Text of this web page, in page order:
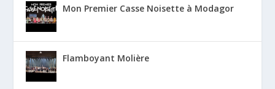
Mon Premier Casse Noisette à Modagor
Flamboyant Molière